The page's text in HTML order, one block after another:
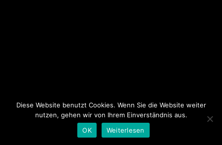
Diese Website benutzt Cookies. Wenn Sie die Website weiter
nutzen, gehen wir von Ihrem Einverständnis aus.
OK
Weiterlesen